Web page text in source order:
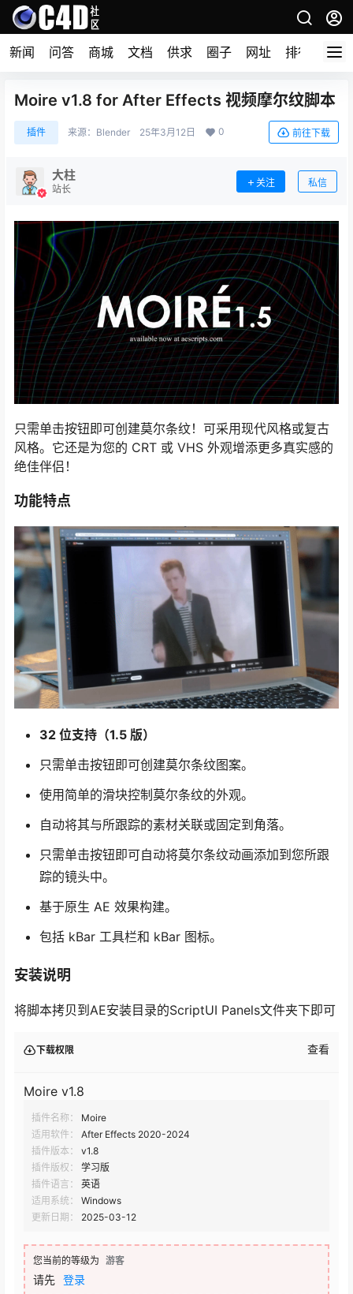
新闻 问答 商城 文档 供求 圈子 网址 排行榜
Moire v1.8 for After Effects 视频摩尔纹脚本
插件 来源： Blender 25年3月12日 0 前往下载
大柱
站长
关注 私信
只需单击按钮即可创建莫尔条纹！可采用现代风格或复古
风格。它还是为您的 CRT 或 VHS 外观增添更多真实感的
绝佳伴侣！
功能特点
32 位支持（1.5 版）
只需单击按钮即可创建莫尔条纹图案。
使用简单的滑块控制莫尔条纹的外观。
自动将其与所跟踪的素材关联或固定到角落。
只需单击按钮即可自动将莫尔条纹动画添加到您所跟
踪的镜头中。
基于原生 AE 效果构建。
包括 kBar 工具栏和 kBar 图标。
安装说明
将脚本拷贝到AE安装目录的ScriptUI Panels文件夹下即可
下载权限 查看
Moire v1.8
插件名称：
Moire
适用软件：
After Effects 2020-2024
插件版本：
v1.8
插件版权：
学习版
插件语言：
英语
适用系统：
Windows
更新日期：
2025-03-12
您当前的等级为 游客
请先 登录